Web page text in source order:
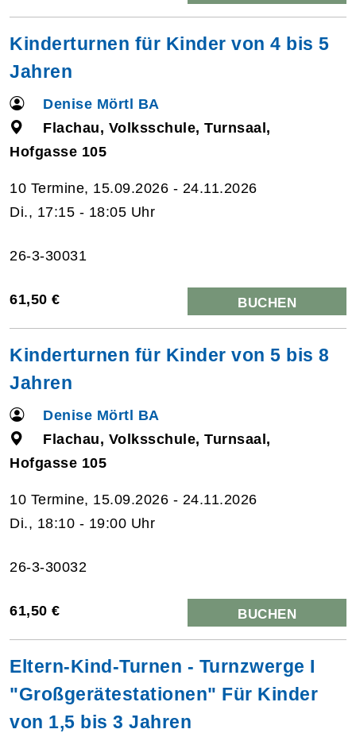
Kinderturnen für Kinder von 4 bis 5
Jahren
Denise Mörtl BA
Flachau, Volksschule, Turnsaal,
Hofgasse 105
10 Termine, 15.09.2026 - 24.11.2026
Di., 17:15 - 18:05 Uhr
26-3-30031
61,50 € BUCHEN
Kinderturnen für Kinder von 5 bis 8
Jahren
Denise Mörtl BA
Flachau, Volksschule, Turnsaal,
Hofgasse 105
10 Termine, 15.09.2026 - 24.11.2026
Di., 18:10 - 19:00 Uhr
26-3-30032
61,50 € BUCHEN
Eltern-Kind-Turnen - Turnzwerge I
"Großgerätestationen" Für Kinder
von 1,5 bis 3 Jahren